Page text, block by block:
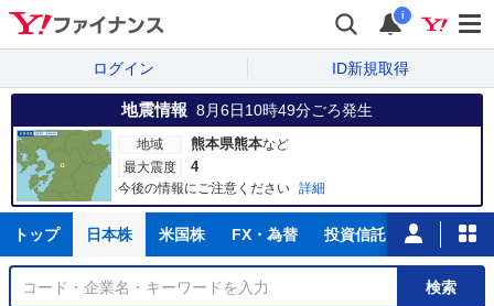
i
ログイン ID新規取得
地震情報 8月6日10時49分ごろ発生
地域 熊本県熊本など
最大震度
4
今後の情報にご注意ください 詳細
サ
トップ 日本株 米国株 FX・為替 投資信託 ニュース
銘
検索